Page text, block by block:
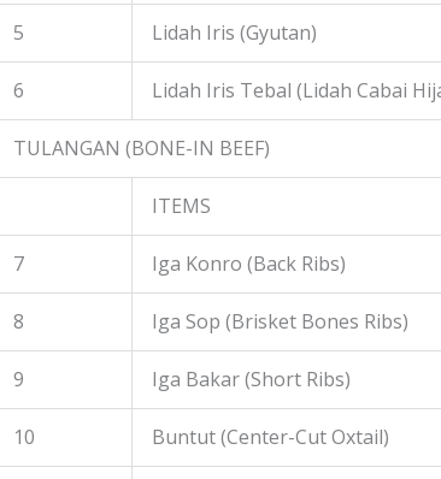
5 Lidah Iris (Gyutan)
6 Lidah Iris Tebal (Lidah Cabai
TULANGAN (BONE-IN BEEF)
ITEMS
7 Iga Konro (Back Ribs)
8 Iga Sop (Brisket Bones Ribs)
9 Iga Bakar (Short Ribs)
10 Buntut (Center-Cut Oxtail)